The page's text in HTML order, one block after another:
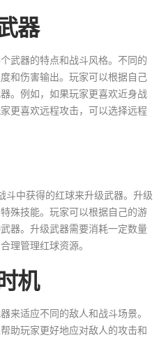
器
武器的特点和战斗风格。不同的
和伤害输出。玩家可以根据自己
。例如，如果玩家更喜欢近身战
更喜欢远程攻击，可以选择远程
斗中获得的红球来升级武器。升级
殊技能。玩家可以根据自己的游
器。升级武器需要消耗一定数量
理管理红球资源。
机
来适应不同的敌人和战斗场景。
助玩家更好地应对敌人的攻击和